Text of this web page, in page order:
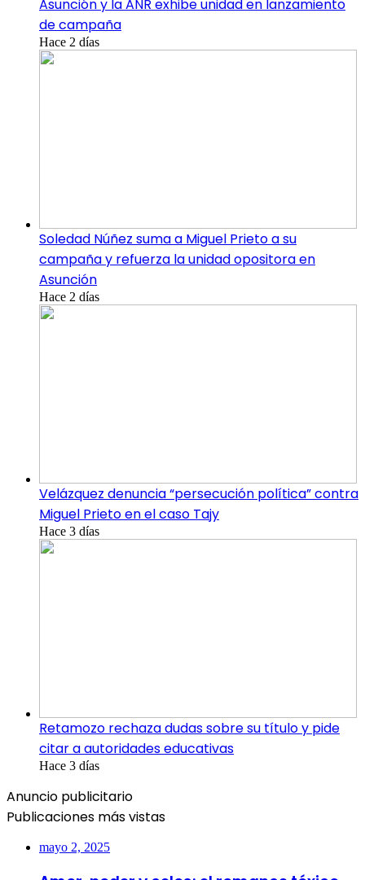
Asunción y la ANR exhibe unidad en lanzamiento
de campaña
Hace 2 días
Soledad Núñez suma a Miguel Prieto a su
campaña y refuerza la unidad opositora en
Asunción
Hace 2 días
Velázquez denuncia “persecución política” contra
Miguel Prieto en el caso Tajy
Hace 3 días
Retamozo rechaza dudas sobre su título y pide
citar a autoridades educativas
Hace 3 días
Anuncio publicitario
Publicaciones más vistas
mayo 2, 2025